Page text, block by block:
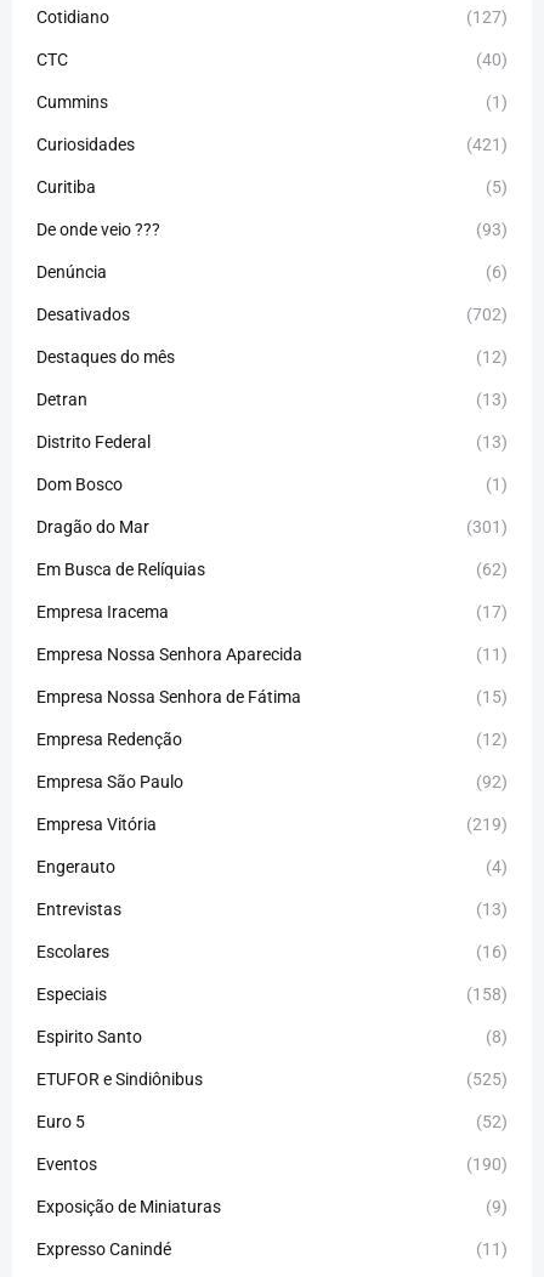
Cotidiano (127)
CTC (40)
Cummins (1)
Curiosidades (421)
Curitiba (5)
De onde veio ??? (93)
Denúncia (6)
Desativados (702)
Destaques do mês (12)
Detran (13)
Distrito Federal (13)
Dom Bosco (1)
Dragão do Mar (301)
Em Busca de Relíquias (62)
Empresa Iracema (17)
Empresa Nossa Senhora Aparecida (11)
Empresa Nossa Senhora de Fátima (15)
Empresa Redenção (12)
Empresa São Paulo (92)
Empresa Vitória (219)
Engerauto (4)
Entrevistas (13)
Escolares (16)
Especiais (158)
Espirito Santo (8)
ETUFOR e Sindiônibus (525)
Euro 5 (52)
Eventos (190)
Exposição de Miniaturas (9)
Expresso Canindé (11)